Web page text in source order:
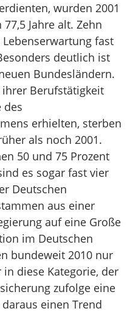
wurden 2001
Jahre alt. Zehn
fast
deutlich ist
Bundesländern.
Berufstätigkeit
des
erhielten, sterben
als noch 2001.
50 und 75 Prozent
es sogar fast vier
Deutschen
aus einer
auf eine Große
im Deutschen
bundeweit 2010 nur
diese Kategorie, der
zufolge eine
einen Trend